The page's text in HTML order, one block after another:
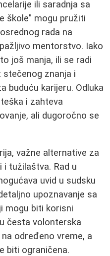
ili saradnja sa
škole" mogu pružiti
rada na
mentorstvo. Iako
još manja, ili se radi
znanja i
buduću karijeru. Odluka
i zahteva
ali dugoročno se
važne alternative za
i tužilaštva. Rad u
uvid u sudsku
upoznavanje sa
mogu biti korisni
česta volonterska
određeno vreme, a
biti ograničena.